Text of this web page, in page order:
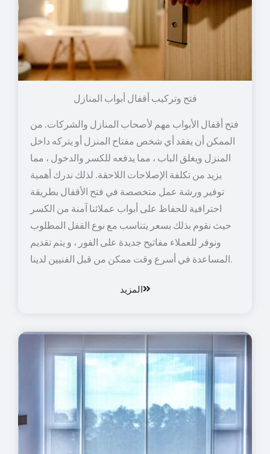
فتح وتركيب أقفال أبواب المنازل
فتح أقفال الأبواب مهم لأصحاب المنازل والشركات. من
الممكن أن يفقد أي شخص مفتاح المنزل أو يتركه داخل
المنزل ويغلق الباب ، مما يدفعه للكسر والدخول ، مما
يزيد من تكلفة الإصلاحات اللاحقة. لذلك ندرك أهمية
توفير ورشة عمل متخصصة في فتح الأقفال بطريقة
احترافية للحفاظ على أبواب عملائنا آمنة من الكسر
حيث نقوم بذلك بسعر يتناسب مع نوع القفل المطلوب
ونوفر للعملاء مفاتيح جديدة على الفور ، و يتم تقديم
المساعدة في أسرع وقت ممكن من قبل الفنيين لدينا.
المزيد